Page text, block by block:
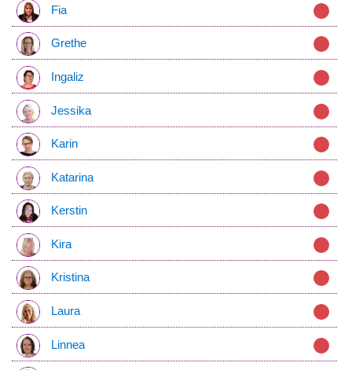
Fia
Grethe
Ingaliz
Jessika
Karin
Katarina
Kerstin
Kira
Kristina
Laura
Linnea